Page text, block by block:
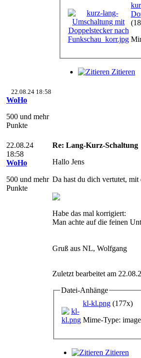
Zitieren
22.08.24 18:58
WoHo
500 und mehr
Punkte
22.08.24
18:58
WoHo
500 und mehr
Punkte
Re: Lang-Kurz-Schaltung
Hallo Jens
Da hast du dich vertutet, mit
Habe das mal korrigiert:
Man achte auf die feinen
Gruß aus NL, Wolfgang
Zuletzt bearbeitet am
Datei-Anhänge
kl-kl.png (177x)
Mime-Type:
Zitieren